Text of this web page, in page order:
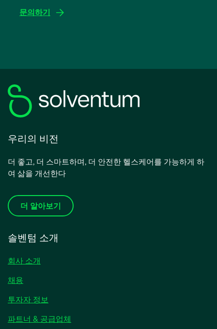
문의하기
우리의 비전
더 좋고, 더 스마트하며, 더 안전한 헬스케어를 가능하게 하
여 삶을 개선한다
더 알아보기
솔벤텀 소개
회사 소개
채용
투자자 정보
에
파트너 & 공급업체